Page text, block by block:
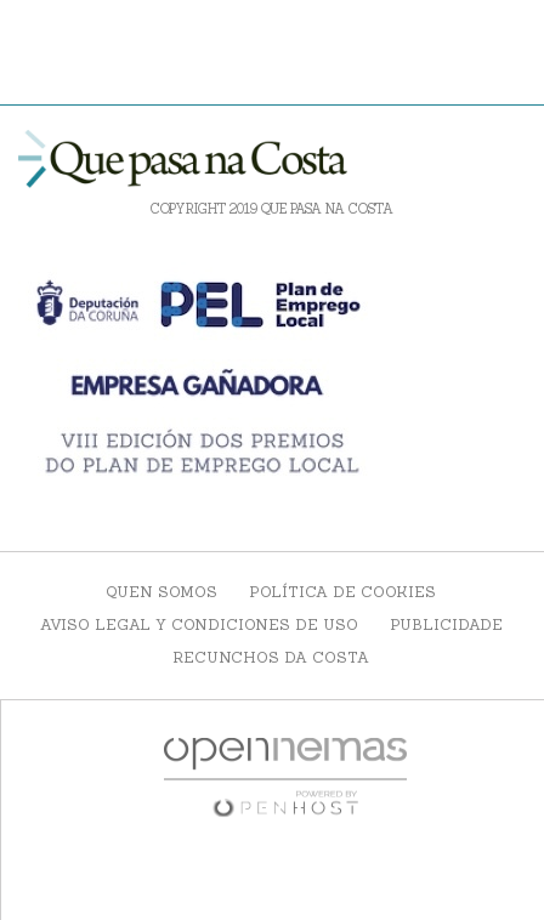
COPYRIGHT 2019 QUE PASA NA COSTA
QUEN SOMOS
POLÍTICA DE COOKIES
AVISO LEGAL Y CONDICIONES DE USO
PUBLICIDADE
RECUNCHOS DA COSTA